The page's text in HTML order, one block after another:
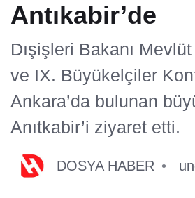
Antıkabir’de
Dışişleri Bakanı
ve IX. Büyükelçiler
Ankara’da bulunan
Anıtkabir’i ziyaret etti.
DOSYA HABER